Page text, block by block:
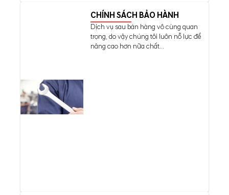
CHÍNH SÁCH BẢO HÀNH
Dịch vụ sau bán hàng vô cùng quan
trọng, do vậy chúng tôi luôn nỗ lực để
nâng cao hơn nữa chất...